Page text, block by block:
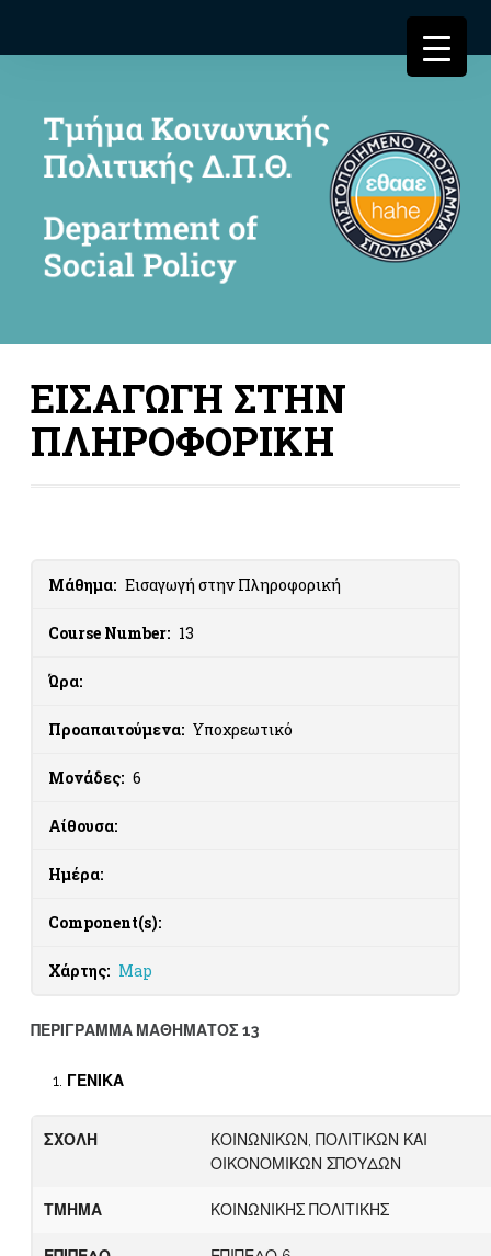
ΕΙΣΑΓΩΓΗ ΣΤΗΝ
ΠΛΗΡΟΦΟΡΙΚΗ
Μάθημα: Εισαγωγή στην Πληροφορική
Course Number: 13
Ώρα:
Προαπαιτούμενα: Υποχρεωτικό
Μονάδες: 6
Αίθουσα:
Ημέρα:
Component(s):
Χάρτης: Map
ΠΕΡΙΓΡΑΜΜΑ ΜΑΘΗΜΑΤΟΣ 13
ΓΕΝΙΚΑ
ΣΧΟΛΗ
ΚΟΙΝΩΝΙΚΩΝ, ΠΟΛΙΤΙΚΩΝ ΚΑΙ
ΟΙΚΟΝΟΜΙΚΩΝ ΣΠΟΥΔΩΝ
ΤΜΗΜΑ ΚΟΙΝΩΝΙΚΗΣ ΠΟΛΙΤΙΚΗΣ